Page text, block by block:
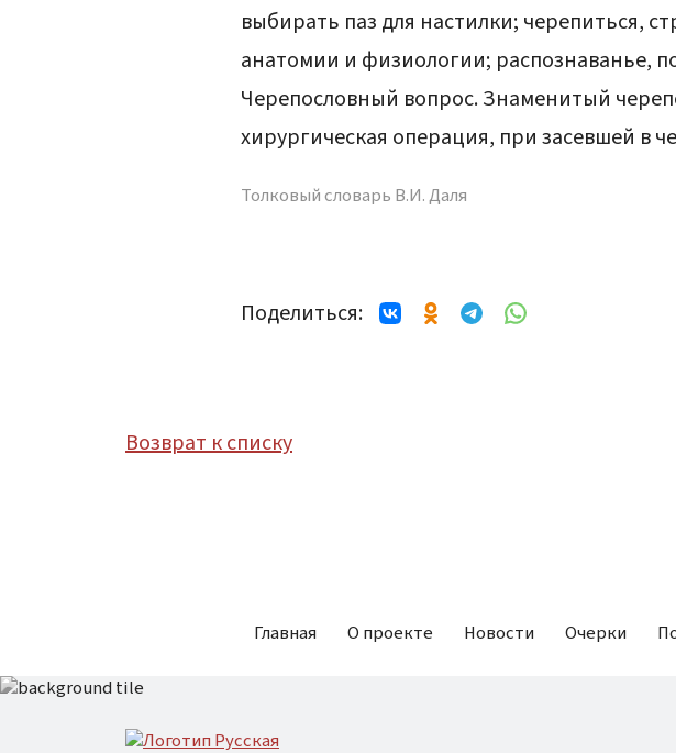
выбирать паз для настилки; черепиться,
анатомии и физиологии; распознаванье,
Черепословный вопрос. Знаменитый
хирургическая операция, при засевшей в
Толковый словарь В.И. Даля
Поделиться:
Возврат к списку
Главная О проекте Новости Очерки